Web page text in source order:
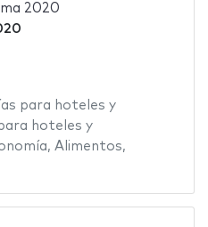
2020
para hoteles y
hoteles y
, Alimentos,